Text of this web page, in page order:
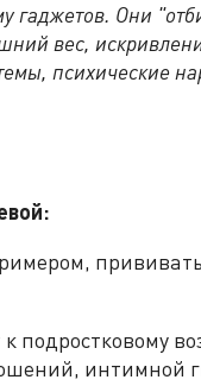
Они
вес,
психические
интимной